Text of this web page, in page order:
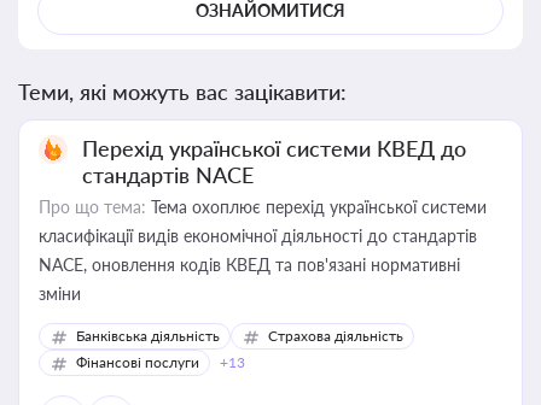
ОЗНАЙОМИТИСЯ
Теми, які можуть вас зацікавити:
Перехід української системи КВЕД до
стандартів NACE
Про що тема: Тема охоплює перехід української системи
класифікації видів економічної діяльності до стандартів
NACE, оновлення кодів КВЕД та пов'язані нормативні
зміни
Банківська діяльність
Страхова діяльність
Фінансові послуги
+13